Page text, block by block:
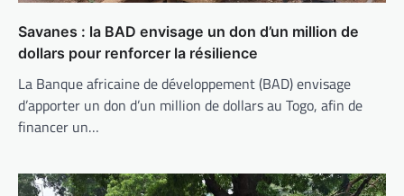
Savanes : la BAD envisage un don d’un million de
dollars pour renforcer la résilience
La Banque africaine de développement (BAD) envisage
d’apporter un don d’un million de dollars au Togo, afin de
financer un…